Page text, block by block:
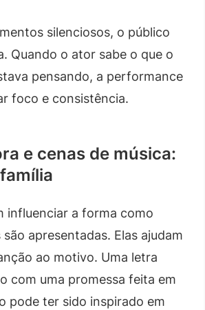
silenciosos, o público
Quando o ator sabe o que o
pensando, a performance
foco e consistência.
e cenas de música:
influenciar a forma como
apresentadas. Elas ajudam
ao motivo. Uma letra
com uma promessa feita em
pode ter sido inspirado em